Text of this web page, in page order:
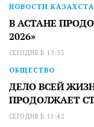
НОВОСТИ
В АСТАНЕ
2026»
СЕГОДНЯ В 13:35
ОБЩЕСТВО
ДЕЛО ВСЕЙ
ПРОДОЛЖАЕТ
СЕГОДНЯ В 11:42